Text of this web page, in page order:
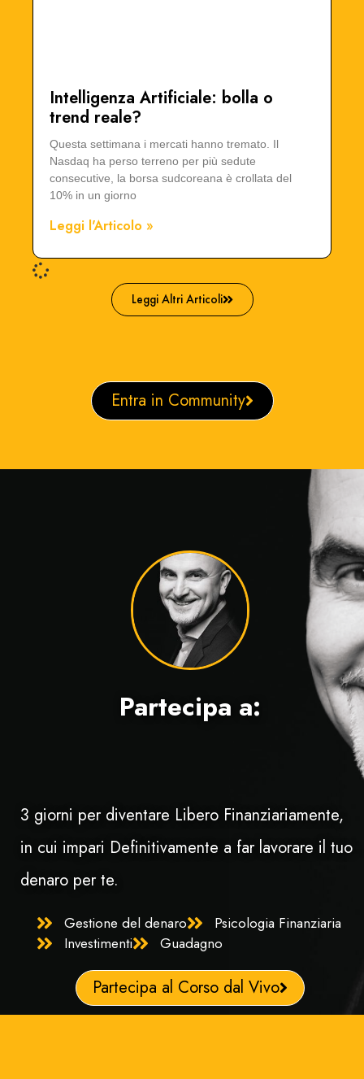
Intelligenza Artificiale: bolla o
trend reale?
Questa settimana i mercati hanno tremato. Il
Nasdaq ha perso terreno per più sedute
consecutive, la borsa sudcoreana è crollata del
10% in un giorno
Leggi l'Articolo »
Leggi Altri Articoli
Entra in Community
Partecipa a:
3 giorni per diventare Libero Finanziariamente,
in cui impari Definitivamente a far lavorare il tuo
denaro per te.
Gestione del denaro
Psicologia Finanziaria
Investimenti
Guadagno
Partecipa al Corso dal Vivo